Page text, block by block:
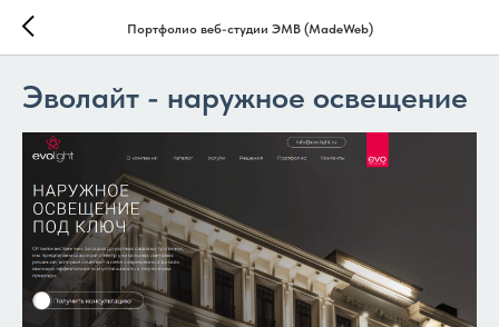
Портфолио веб-студии ЭМВ (MadeWeb)
Эволайт - наружное освещение